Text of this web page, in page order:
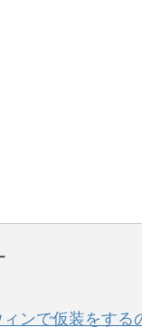
ンで仮装をする